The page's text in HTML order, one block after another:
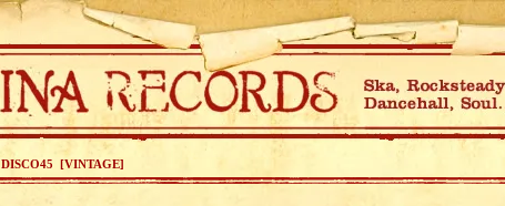
DISCO45 [VINTAGE]